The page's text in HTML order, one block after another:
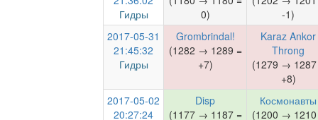
Гидры
0)
-1)
2017-05-31
21:45:32
Гидры
Grombrindal!
(1282 → 1289 =
+7)
Karaz Ankor
Throng
(1279 → 1287
+8)
2017-05-02
20:27:24
Disp
(1177 → 1187 =
Космонавты
(1200 → 1210